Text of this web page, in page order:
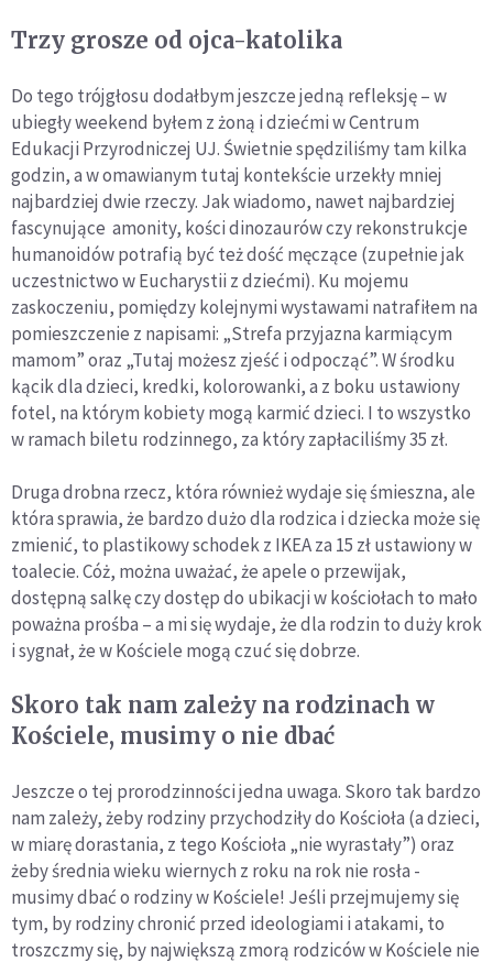
Trzy grosze od ojca-katolika
Do tego trójgłosu dodałbym jeszcze jedną refleksję – w
ubiegły weekend byłem z żoną i dziećmi w Centrum
Edukacji Przyrodniczej UJ. Świetnie spędziliśmy tam kilka
godzin, a w omawianym tutaj kontekście urzekły mniej
najbardziej dwie rzeczy. Jak wiadomo, nawet najbardziej
fascynujące amonity, kości dinozaurów czy rekonstrukcje
humanoidów potrafią być też dość męczące (zupełnie jak
uczestnictwo w Eucharystii z dziećmi). Ku mojemu
zaskoczeniu, pomiędzy kolejnymi wystawami natrafiłem na
pomieszczenie z napisami: „Strefa przyjazna karmiącym
mamom” oraz „Tutaj możesz zjeść i odpocząć”. W środku
kącik dla dzieci, kredki, kolorowanki, a z boku ustawiony
fotel, na którym kobiety mogą karmić dzieci. I to wszystko
w ramach biletu rodzinnego, za który zapłaciliśmy 35 zł.
Druga drobna rzecz, która również wydaje się śmieszna, ale
która sprawia, że bardzo dużo dla rodzica i dziecka może się
zmienić, to plastikowy schodek z IKEA za 15 zł ustawiony w
toalecie. Cóż, można uważać, że apele o przewijak,
dostępną salkę czy dostęp do ubikacji w kościołach to mało
poważna prośba – a mi się wydaje, że dla rodzin to duży krok
i sygnał, że w Kościele mogą czuć się dobrze.
Skoro tak nam zależy na rodzinach w
Kościele, musimy o nie dbać
Jeszcze o tej prorodzinności jedna uwaga. Skoro tak bardzo
nam zależy, żeby rodziny przychodziły do Kościoła (a dzieci,
w miarę dorastania, z tego Kościoła „nie wyrastały”) oraz
żeby średnia wieku wiernych z roku na rok nie rosła -
musimy dbać o rodziny w Kościele! Jeśli przejmujemy się
tym, by rodziny chronić przed ideologiami i atakami, to
troszczmy się, by największą zmorą rodziców w Kościele nie